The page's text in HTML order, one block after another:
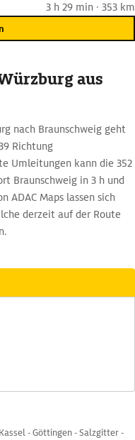
3 h 29 min · 353 km
aus
nach Braunschweig geht
Richtung
Umleitungen kann die 352
Braunschweig in 3 h und
ADAC Maps lassen sich
derzeit auf der Route
- Göttingen - Salzgitter -